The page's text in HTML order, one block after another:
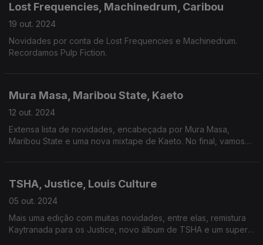
Lost Frequencies, Machinedrum, Caribou
19 out. 2024
Novidades por conta de Lost Frequencies e Machinedrum.
Recordamos Pulp Fiction.
Mura Masa, Maribou State, Kaeto
12 out. 2024
Extensa lista de novidades, encabeçada por Mura Masa,
Maribou State e uma nova mixtape de Kaeto. No final, vamos
TSHA, Justice, Louis Culture
05 out. 2024
Mais uma edição com muitas novidades, entre elas, remistura
Kaytranada para os Justice, novo álbum de TSHA e um super